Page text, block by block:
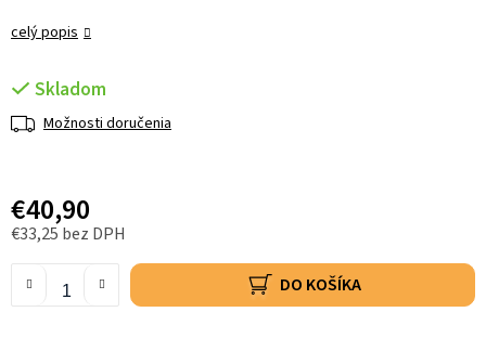
celý popis
Skladom
Možnosti doručenia
€40,90
€33,25 bez DPH
DO KOŠÍKA